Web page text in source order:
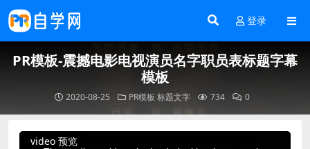
登录
PR模板-震撼电影电视演员名字职员表标题字幕
模板
2020-08-25 PR模板 标题文字 734 0
video 预览
This